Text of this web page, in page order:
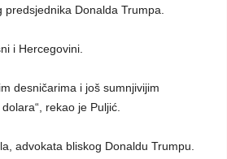
Donalda Trumpa.
i Hercegovini.
desničarima i još sumnjivijim
rekao je Puljić.
advokata bliskog Donaldu Trumpu.